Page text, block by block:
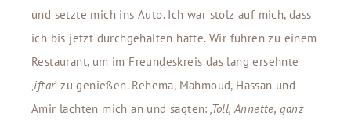
und setzte mich ins Auto. Ich war stolz auf mich, dass
ich bis jetzt durchgehalten hatte. Wir fuhren zu einem
Restaurant, um im Freundeskreis das lang ersehnte
‚iftar‘ zu genießen. Rehema, Mahmoud, Hassan und
Amir lachten mich an und sagten: ‚Toll, Annette, ganz